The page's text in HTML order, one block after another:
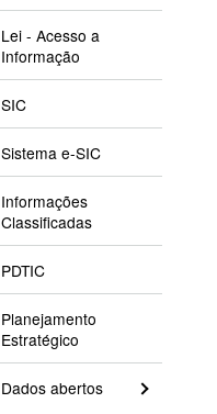
Lei - Acesso a
Informação
SIC
Sistema e-SIC
Informações
Classificadas
PDTIC
Planejamento
Estratégico
Dados abertos